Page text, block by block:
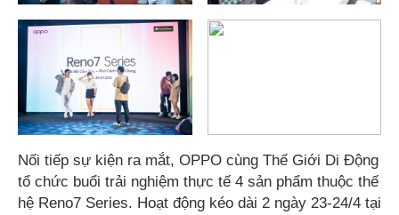
Nối tiếp sự kiện ra mắt, OPPO cùng Thế Giới Di Động
tổ chức buổi trải nghiệm thực tế 4 sản phẩm thuộc thế
hệ Reno7 Series. Hoạt động kéo dài 2 ngày 23-24/4 tại